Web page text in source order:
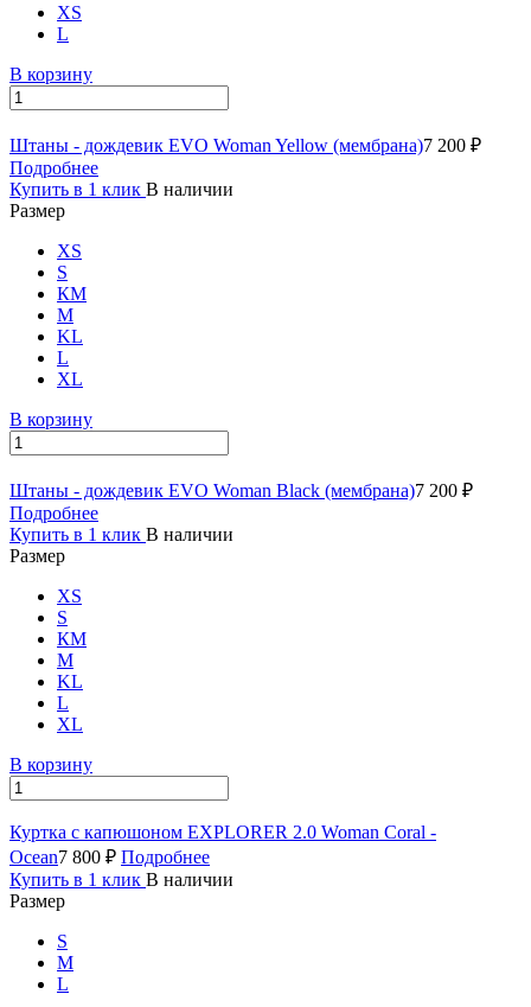
XS
L
В корзину
Штаны - дождевик EVO Woman Yellow (мембрана)7 200 ₽
Подробнее
Купить в 1 клик В наличии
Размер
XS
S
КМ
M
KL
L
XL
В корзину
Штаны - дождевик EVO Woman Black (мембрана)7 200 ₽
Подробнее
Купить в 1 клик В наличии
Размер
XS
S
КМ
M
KL
L
XL
В корзину
Куртка с капюшоном EXPLORER 2.0 Woman Coral -
Ocean7 800 ₽ Подробнее
Купить в 1 клик В наличии
Размер
S
M
L